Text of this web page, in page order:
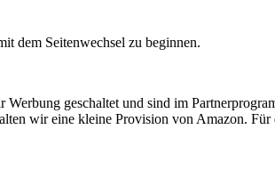
dem Seitenwechsel zu beginnen.
geschaltet und sind im
wir eine kleine Provision von Amazon.